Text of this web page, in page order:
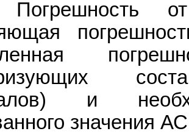
Погрешность
и
значения